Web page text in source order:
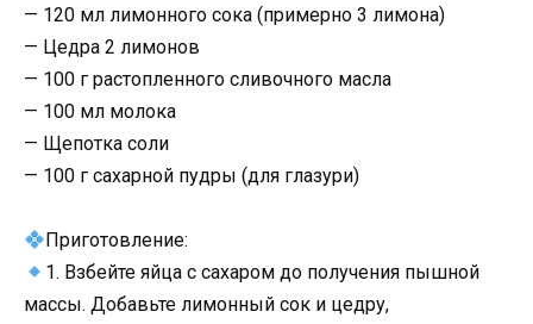
— 120 мл лимонного сока (примерно 3 лимона)
— Цедра 2 лимонов
— 100 г растопленного сливочного масла
— 100 мл молока
— Щепотка соли
— 100 г сахарной пудры (для глазури)
Приготовление:
1. Взбейте яйца с сахаром до получения пышной
массы. Добавьте лимонный сок и цедру,